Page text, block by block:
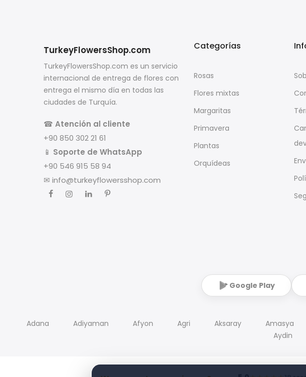
TurkeyFlowersShop.com
TurkeyFlowersShop.com es un servicio
internacional de entrega de flores con
entrega el mismo día en todas las
ciudades de Turquía.
☎ Atención al cliente
+90 850 302 21 61
📱 Soporte de WhatsApp
+90 546 915 58 94
✉ info@turkeyflowersshop.com
Categorías
Rosas
Flores mixtas
Margaritas
Primavera
Plantas
Orquídeas
Google Play
Adana Adiyaman Afyon Agri Aksaray Amasya
Aydin